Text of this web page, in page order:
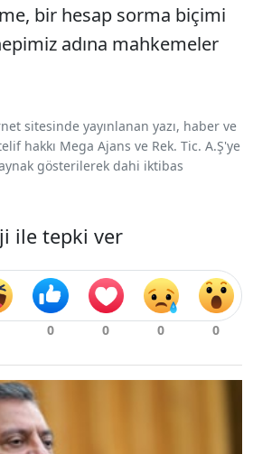
bir hesap sorma biçimi
adına mahkemeler
sitesinde yayınlanan yazı, haber ve
hakkı Mega Ajans ve Rek. Tic. A.Ş'ye
gösterilerek dahi iktibas
ile tepki ver